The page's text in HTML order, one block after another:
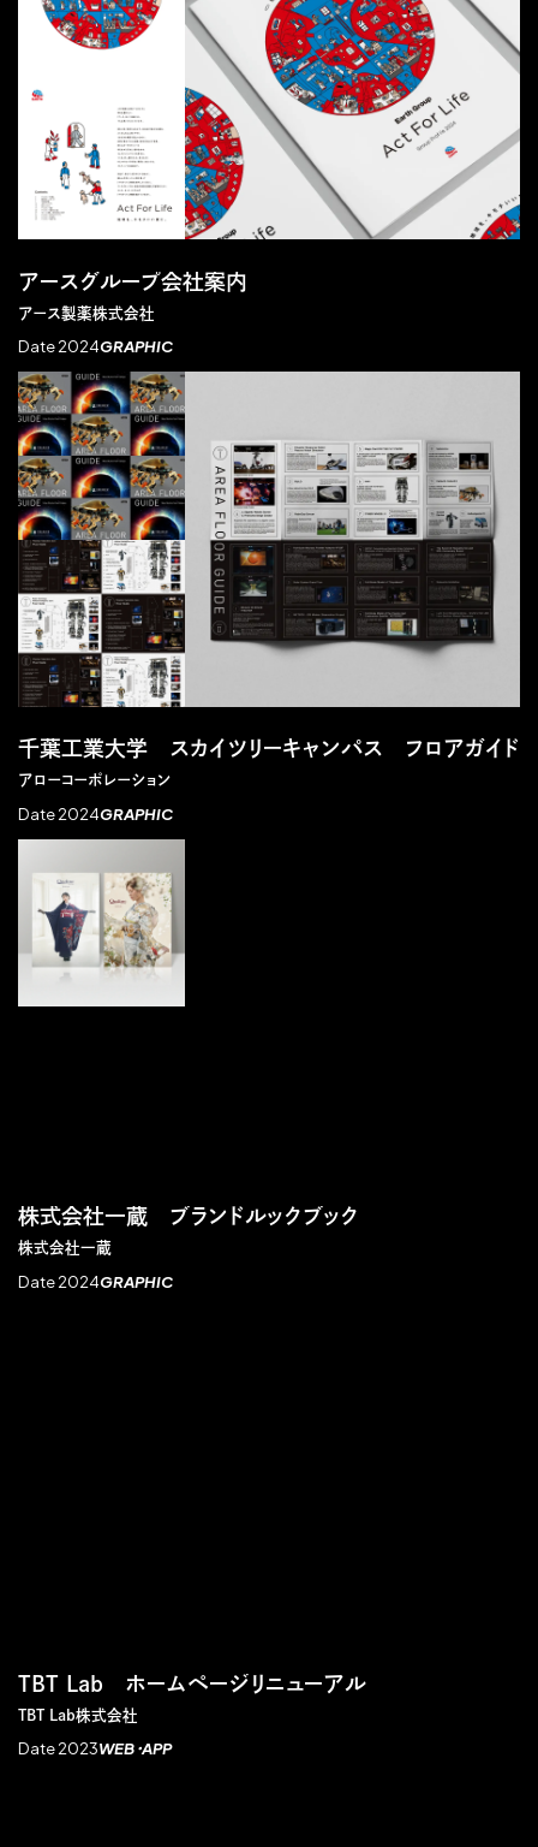
アースグループ会社案内
アース製薬株式会社
Date 2024GRAPHIC
千葉工業大学 スカイツリーキャンパス フロアガイド
アローコーポレーション
Date 2024GRAPHIC
株式会社一蔵 ブランドルックブック
株式会社一蔵
Date 2024GRAPHIC
TBT Lab ホームページリニューアル
TBT Lab株式会社
Date 2023WEB・APP